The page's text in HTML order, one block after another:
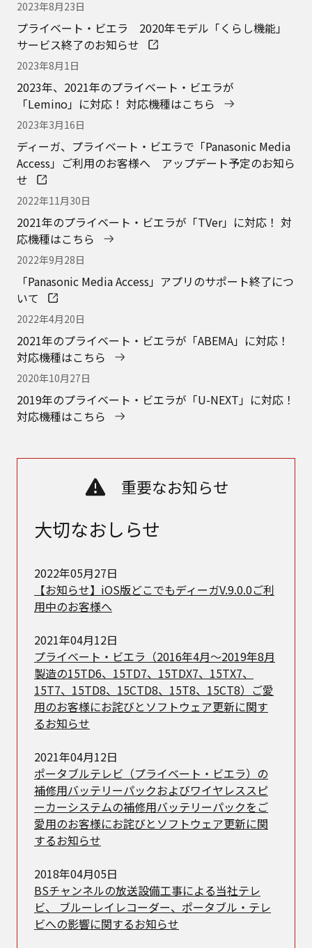
2023年8月23日
プライベート・ビエラ 2020年モデル「くらし機能」
サービス終了のお知らせ
2023年8月1日
2023年、2021年のプライベート・ビエラが
「Lemino」に対応！ 対応機種はこちら
2023年3月16日
ディーガ、プライベート・ビエラで「Panasonic Media
Access」ご利用のお客様へ アップデート予定のお知ら
せ
2022年11月30日
2021年のプライベート・ビエラが「TVer」に対応！ 対
応機種はこちら
2022年9月28日
「Panasonic Media Access」アプリのサポート終了につ
いて
2022年4月20日
2021年のプライベート・ビエラが「ABEMA」に対応！
対応機種はこちら
2020年10月27日
2019年のプライベート・ビエラが「U-NEXT」に対応！
対応機種はこちら
重要なお知らせ
大切なおしらせ
2022年05月27日
【お知らせ】iOS版どこでもディーガV.9.0.0ご利
用中のお客様へ
2021年04月12日
プライベート・ビエラ（2016年4月～2019年8月
製造の15TD6、15TD7、15TDX7、15TX7、
15T7、15TD8、15CTD8、15T8、15CT8）ご愛
用のお客様にお詫びとソフトウェア更新に関す
るお知らせ
2021年04月12日
ポータブルテレビ（プライベート・ビエラ）の
補修用バッテリーパックおよびワイヤレススピ
ーカーシステムの補修用バッテリーパックをご
愛用のお客様にお詫びとソフトウェア更新に関
するお知らせ
2018年04月05日
BSチャンネルの放送設備工事による当社テレ
ビ、 ブルーレイレコーダー、ポータブル・テレ
ビへの影響に関するお知らせ